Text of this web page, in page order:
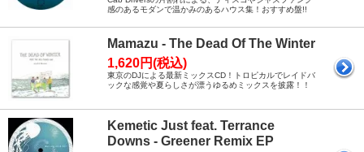
感のあるモダンで温かみのあるハウス集！おすすめ盤!!
Mamazu - The Dead Of The Winter
1,620円(税込)
東京のDJによる最新ミックスCD！トロピカルでレイドバ
ックな感覚や夏らしさが漂うゆるめミックスを披露！！
Kemetic Just feat. Terrance
Downs - Greener Remix EP